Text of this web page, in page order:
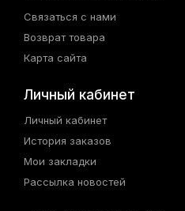
Связаться с нами
Возврат товара
Карта сайта
Личный кабинет
Личный кабинет
История заказов
Мои закладки
Рассылка новостей